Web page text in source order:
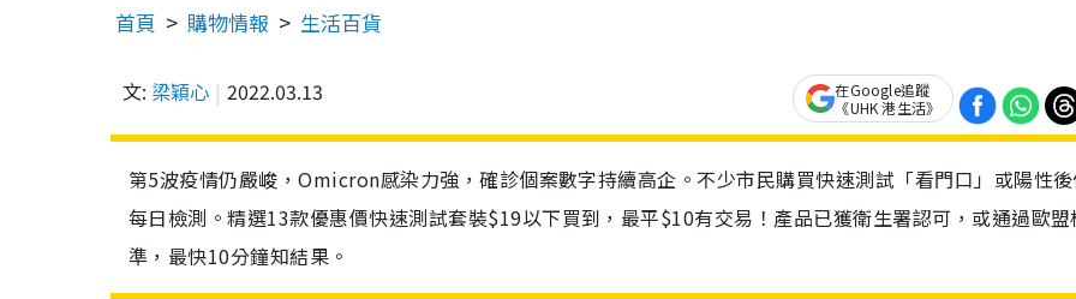
首頁 購物情報 生活百貨
文: 梁穎心 2022.03.13
在Google追蹤
《UHK 港生活》
第5波疫情仍嚴峻，Omicron感染力強，確診個案數字持續高企。不少市民購買快速測試「看門口」或陽性
每日檢測。精選13款優惠價快速測試套裝$19以下買到，最平$10有交易！產品已獲衛生署認可，或通過歐盟
準，最快10分鐘知結果。